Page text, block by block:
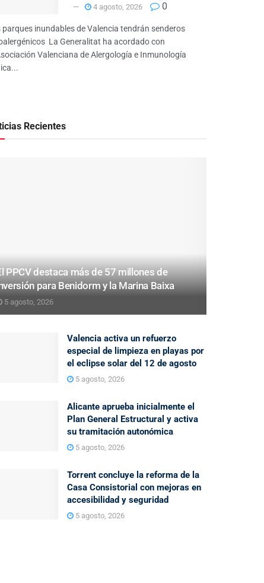
4 agosto, 2026 0
parques inundables de Valencia tendrán senderos
La Generalitat ha acordado con
Valenciana de Alergología e Inmunología
Recientes
PPCV destaca más de 57 millones de
para Benidorm y la Marina Baixa
5 agosto, 2026
Valencia activa un refuerzo
especial de limpieza en playas por
el eclipse solar del 12 de agosto
5 agosto, 2026
Alicante aprueba inicialmente el
Plan General Estructural y activa
su tramitación autonómica
5 agosto, 2026
Torrent concluye la reforma de la
Casa Consistorial con mejoras en
accesibilidad y seguridad
5 agosto, 2026